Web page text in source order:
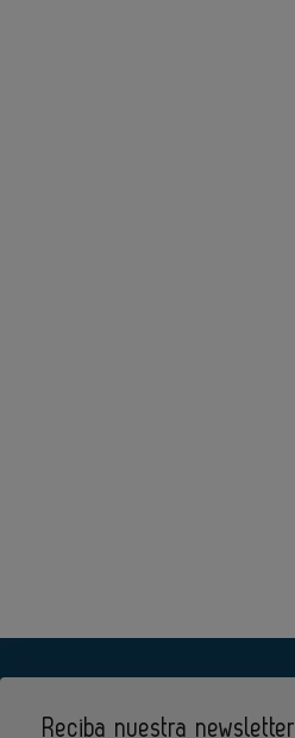
Reciba nuestra newsletter